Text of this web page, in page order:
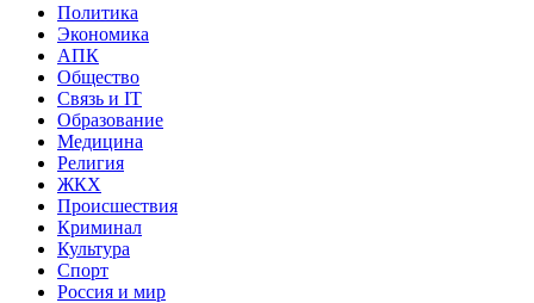
Политика
Экономика
АПК
Общество
Связь и IT
Образование
Медицина
Религия
ЖКХ
Происшествия
Криминал
Культура
Спорт
Россия и мир